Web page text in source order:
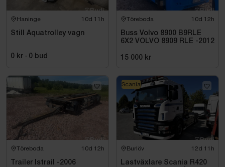
Haninge 10d 11h
Still Aquatrolley vagn
0 kr · 0 bud
Töreboda 10d 12h
Buss Volvo 8900 B9RLE
6X2 VOLVO 8909 RLE -2012
15 000 kr
Töreboda 10d 12h
Trailer Istrail -2006
Burlöv 12d 11h
Lastväxlare Scania R420
Scania